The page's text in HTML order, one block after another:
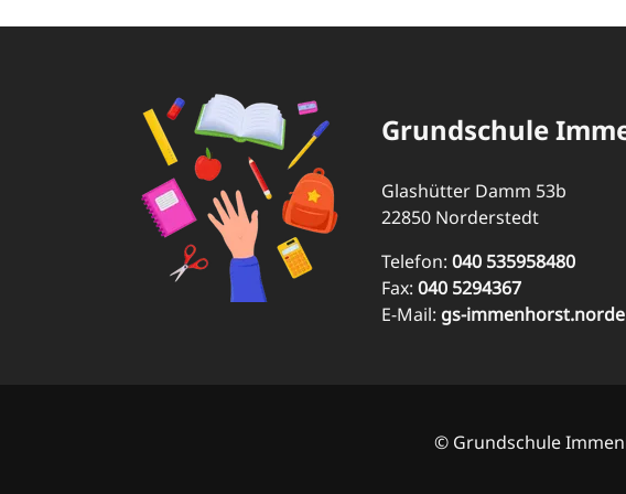
Grundschule
Glashütter Damm 53b
22850 Norderstedt
Telefon: 040 535958480
Fax: 040 5294367
E-Mail: gs-
© Grundschule